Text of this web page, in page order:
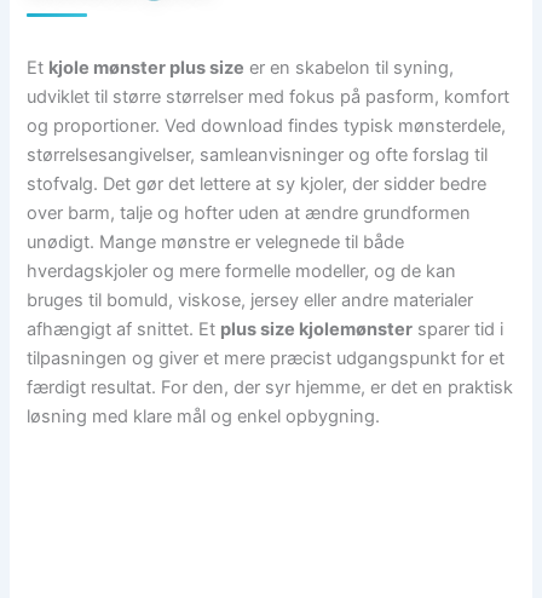
Et kjole mønster plus size er en skabelon til syning,
udviklet til større størrelser med fokus på pasform, komfort
og proportioner. Ved download findes typisk mønsterdele,
størrelsesangivelser, samleanvisninger og ofte forslag til
stofvalg. Det gør det lettere at sy kjoler, der sidder bedre
over barm, talje og hofter uden at ændre grundformen
unødigt. Mange mønstre er velegnede til både
hverdagskjoler og mere formelle modeller, og de kan
bruges til bomuld, viskose, jersey eller andre materialer
afhængigt af snittet. Et plus size kjolemønster sparer tid i
tilpasningen og giver et mere præcist udgangspunkt for et
færdigt resultat. For den, der syr hjemme, er det en praktisk
løsning med klare mål og enkel opbygning.